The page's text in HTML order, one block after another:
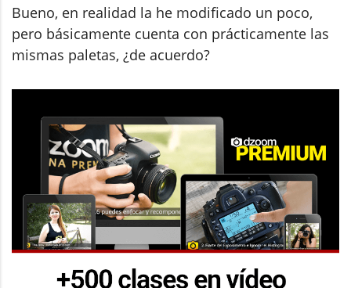
Bueno, en realidad la he modificado un poco,
pero básicamente cuenta con prácticamente las
mismas paletas, ¿de acuerdo?